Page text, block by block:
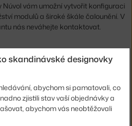
vám umožní vytvořit konfiguraci
modulů a široké škále čalounění. V
nás neváhejte kontaktovat.
skandinávské designovky
abychom si pamatovali, co
zjistili stav vaší objednávky a
abychom vás neobtěžovali